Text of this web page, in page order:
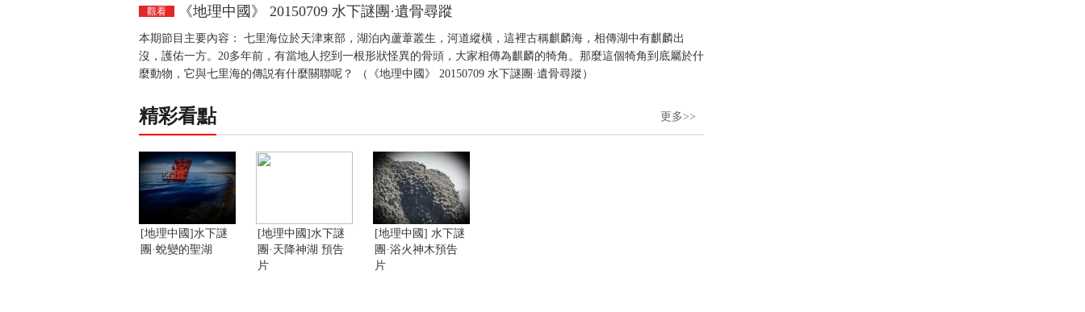
觀看 《地理中國》 20150709 水下謎團·遺骨尋蹤
本期節目主要內容： 七里海位於天津東部，湖泊內蘆葦叢生，河道縱橫，這裡古稱麒麟海，相傳湖中有麒麟出
沒，護佑一方。20多年前，有當地人挖到一根形狀怪異的骨頭，大家相傳為麒麟的犄角。那麼這個犄角到底屬於什
麼動物，它與七里海的傳説有什麼關聯呢？ （《地理中國》 20150709 水下謎團·遺骨尋蹤）
精彩看點 更多>>
[地理中國]水下謎
團·蛻變的聖湖
[地理中國]水下謎
團·天降神湖 預告
片
[地理中國] 水下謎
團·浴火神木預告
片